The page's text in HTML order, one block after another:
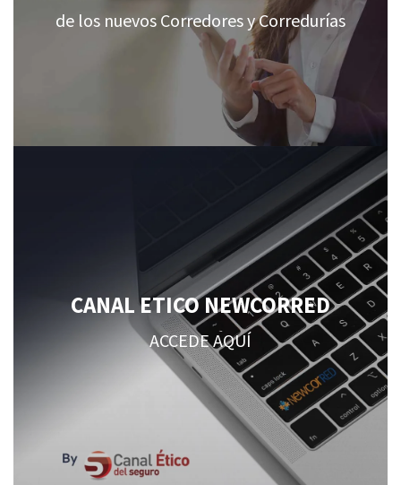
de los nuevos Corredores y Corredurías
CANAL ETICO NEWCORRED
ACCEDE AQUÍ